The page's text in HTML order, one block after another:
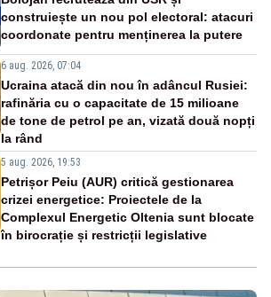
construiește un nou pol electoral: atacuri
coordonate pentru menținerea la putere
6 aug. 2026, 07:04
Ucraina atacă din nou în adâncul Rusiei:
rafinăria cu o capacitate de 15 milioane
de tone de petrol pe an, vizată două nopți
la rând
5 aug. 2026, 19:53
Petrișor Peiu (AUR) critică gestionarea
crizei energetice: Proiectele de la
Complexul Energetic Oltenia sunt blocate
în birocrație și restricții legislative